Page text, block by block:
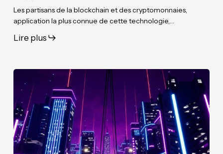
Les partisans de la blockchain et des cryptomonnaies,
application la plus connue de cette technologie,…
Lire plus
métavers
réinventer
la
réalité
métavers
réinventer
la
réalité